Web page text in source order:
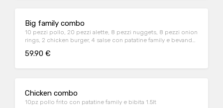
Big family combo
10 pezzi pollo, 20 pezzi alette, 8 pezzi nuggets, 8 pezzi onion
rings, 2 chicken burger, 4 salse con patatine family e bevanda
59.90 €
Chicken combo
10pz pollo frito con patatine family e bibita 1.5lt